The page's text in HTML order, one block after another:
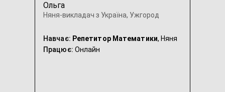
Ольга
Няня-викладач з Україна, Ужгород
Навчає: Репетитор Математики, Няня
Працює: Онлайн